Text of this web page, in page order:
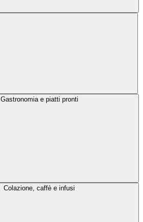
Gastronomia e piatti pronti
Colazione, caffè e infusi